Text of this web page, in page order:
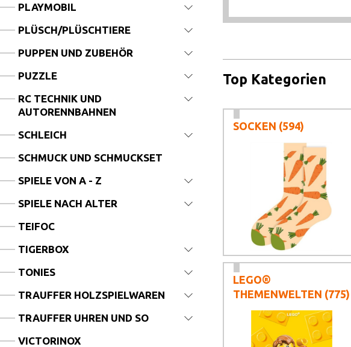
PLAYMOBIL
PLÜSCH/PLÜSCHTIERE
PUPPEN UND ZUBEHÖR
PUZZLE
RC TECHNIK UND
AUTORENNBAHNEN
SCHLEICH
SCHMUCK UND SCHMUCKSET
SPIELE VON A - Z
SPIELE NACH ALTER
TEIFOC
TIGERBOX
TONIES
TRAUFFER HOLZSPIELWAREN
TRAUFFER UHREN UND SO
VICTORINOX
Top Kategorien
SOCKEN (594)
LEGO®
THEMENWELTEN (775)